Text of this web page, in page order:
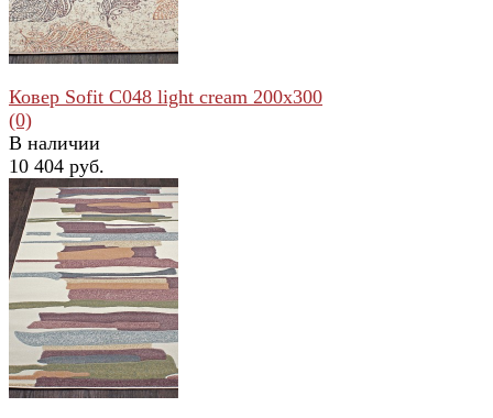
избранное сравнить
Ковер Sofit C048 light cream 200x300
(0)
В наличии
10 404 руб.